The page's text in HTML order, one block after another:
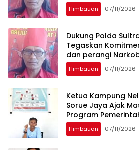
Himbauan 07/11/2026
Dukung Polda
Tegaskan
dan perangi
Himbauan 07/11/2026
Ketua Kampung
Sorue Jaya Ajak
Program
Kelestarian Laut
Himbauan 07/11/2026